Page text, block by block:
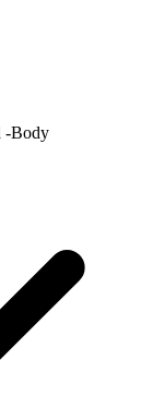
-Body